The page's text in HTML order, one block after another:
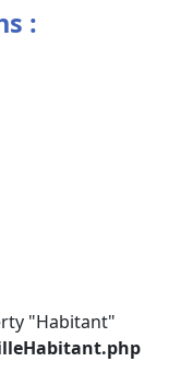
:
"Habitant"